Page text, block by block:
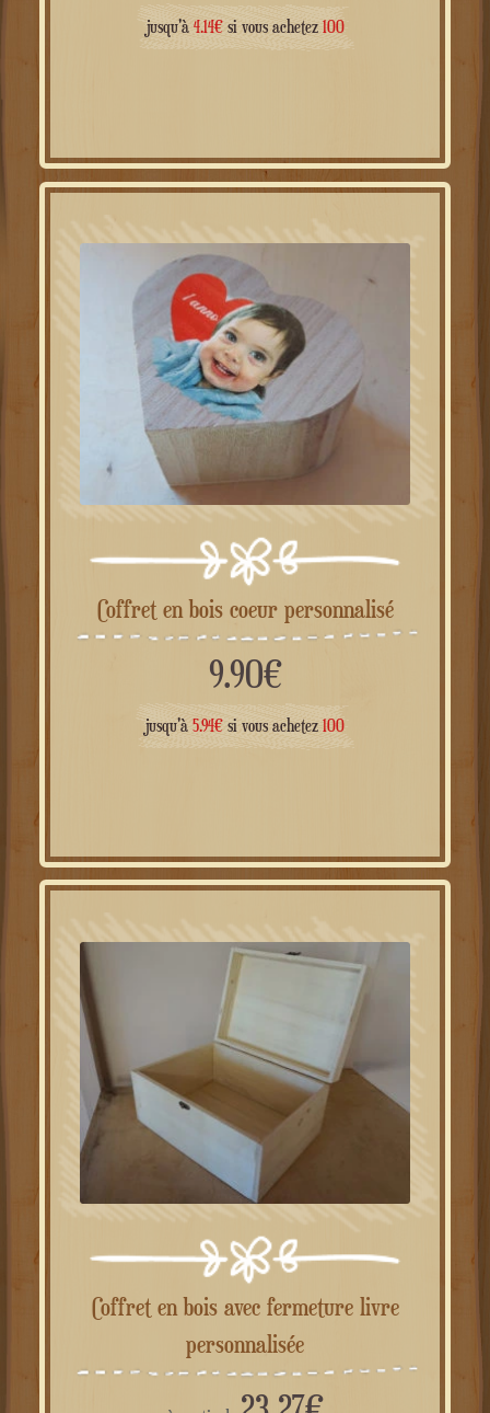
jusqu'à 4.14€si vous achetez 100
Coffret en bois coeur personnalisé
9.90€
jusqu'à 5.94€ si vous achetez 100
Coffret en bois avec fermeture livre
personnalisée